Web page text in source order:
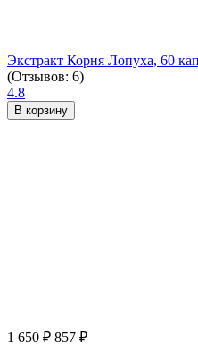
Экстракт Корня Лопуха, 60
(Отзывов: 6)
4.8
В корзину
1 650 ₽ 857 ₽